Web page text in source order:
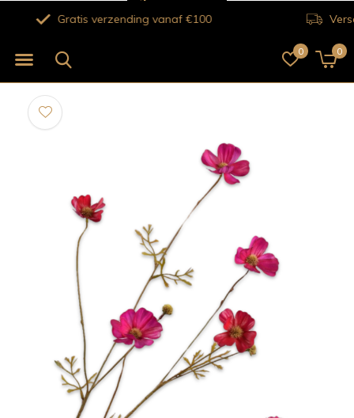
0 0
Verse bloemen voor 12.00 uur besteld vandaag nog bezorgd!